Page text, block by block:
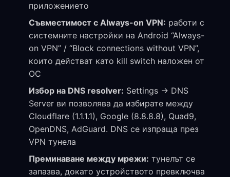
приложението
Съвместимост с Always-on VPN: работи с
системните настройки на Android “Always-
on VPN” / “Block connections without VPN”,
които действат като kill switch наложен от
ОС
Избор на DNS resolver: Settings → DNS
Server ви позволява да избирате между
Cloudflare (1.1.1.1), Google (8.8.8.8), Quad9,
OpenDNS, AdGuard. DNS се изпраща през
VPN тунела
Преминаване между мрежи: тунелът се
запазва, докато устройството превключва